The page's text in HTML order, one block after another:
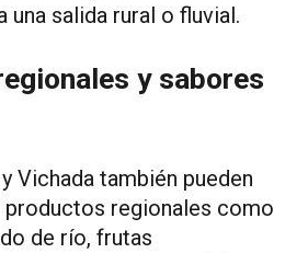
una salida rural o fluvial.
y sabores
Vichada también pueden
regionales como
de río, frutas